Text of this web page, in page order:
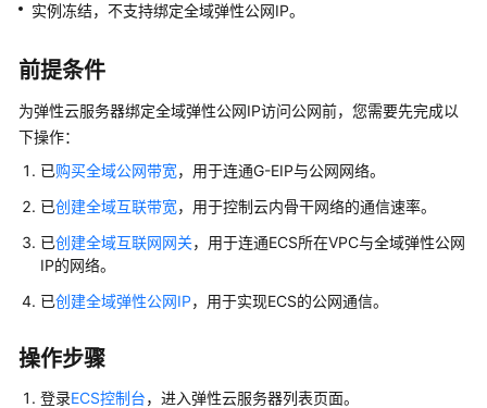
指
南
过
IAM
予
使
用
的
权
限
实例冻结，不支持绑定全域弹性公网IP。
前提条件
为弹性云服务器绑定全域弹性公网IP访问公网前，您需要先完成以
下操作：
已购买全域公网带宽，用于连通G-EIP与公网网络。
已创建全域互联带宽，用于控制云内骨干网络的通信速率。
已创建全域互联网网关，用于连通ECS所在VPC与全域弹性公网
IP的网络。
已创建全域弹性公网IP，用于实现ECS的公网通信。
操作步骤
登录ECS控制台，进入弹性云服务器列表页面。